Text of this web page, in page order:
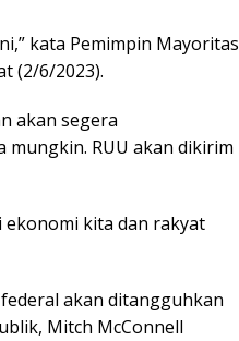
kata Pemimpin Mayoritas
(2/6/2023).
akan segera
mungkin. RUU akan dikirim
kita dan rakyat
akan ditangguhkan
Mitch McConnell